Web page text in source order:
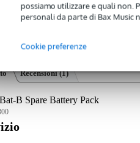
possiamo utilizzare e quali non.
personali da parte di Bax Music
Cookie preferenze
Recensioni(1)
B Spare Battery Pack